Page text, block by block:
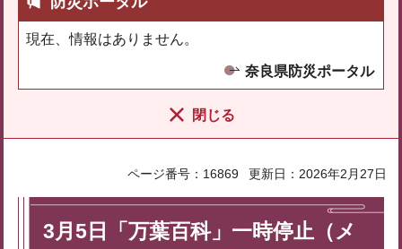
現在、情報はありません。
奈良県防災ポータル
閉じる
ページ番号：16869 更新日：2026年2月27日
3月5日「万葉百科」一時停止（メ